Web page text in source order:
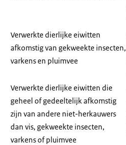
Verwerkte dierlijke eiwitten
afkomstig van gekweekte insecten,
varkens en pluimvee
Verwerkte dierlijke eiwitten die
geheel of gedeeltelijk afkomstig
zijn van andere niet-herkauwers
dan vis, gekweekte insecten,
varkens of pluimvee